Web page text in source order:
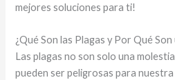
mejores soluciones para ti!
¿Qué Son las Plagas y Por Qué
Las plagas no son solo una
pueden ser peligrosas para nuestra